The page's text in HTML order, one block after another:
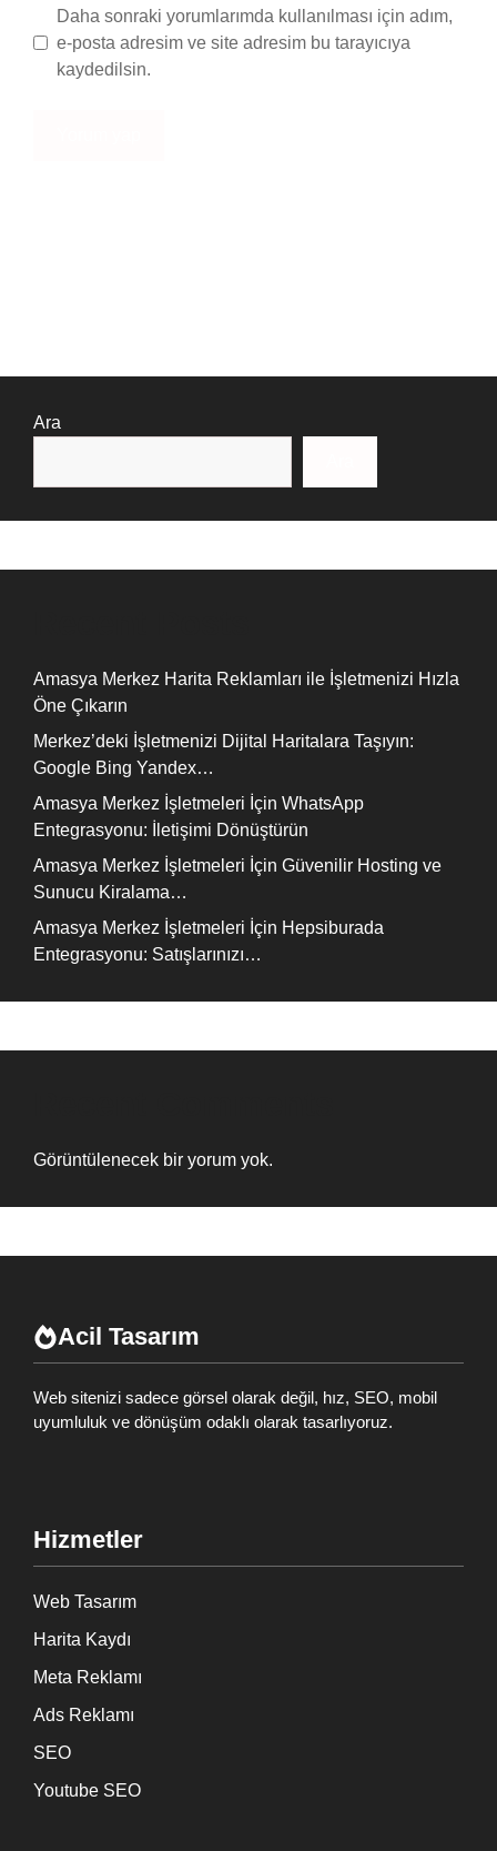
Daha sonraki yorumlarımda kullanılması için adım,
e-posta adresim ve site adresim bu tarayıcıya
kaydedilsin.
Ara
Amasya Merkez Harita Reklamları ile İşletmenizi Hızla
Öne Çıkarın
Merkez’deki İşletmenizi Dijital Haritalara Taşıyın:
Google Bing Yandex…
Amasya Merkez İşletmeleri İçin WhatsApp
Entegrasyonu: İletişimi Dönüştürün
Amasya Merkez İşletmeleri İçin Güvenilir Hosting ve
Sunucu Kiralama…
Amasya Merkez İşletmeleri İçin Hepsiburada
Entegrasyonu: Satışlarınızı…
Görüntülenecek bir yorum yok.
Acil Tasarım
Web sitenizi sadece görsel olarak değil, hız, SEO, mobil
uyumluluk ve dönüşüm odaklı olarak tasarlıyoruz.
Hizmetler
Web Tasarım
Harita Kaydı
Meta Reklamı
Ads Reklamı
SEO
Youtube SEO